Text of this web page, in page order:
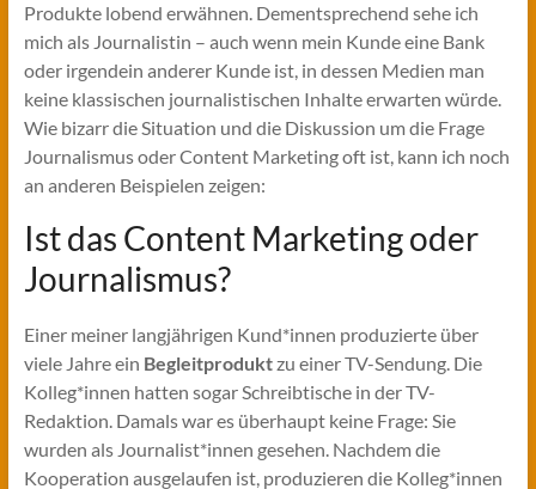
Produkte lobend erwähnen. Dementsprechend sehe ich
mich als Journalistin – auch wenn mein Kunde eine Bank
oder irgendein anderer Kunde ist, in dessen Medien man
keine klassischen journalistischen Inhalte erwarten würde.
Wie bizarr die Situation und die Diskussion um die Frage
Journalismus oder Content Marketing oft ist, kann ich noch
an anderen Beispielen zeigen:
Ist das Content Marketing oder
Journalismus?
Einer meiner langjährigen Kund*innen produzierte über
viele Jahre ein Begleitproduktzu einer TV-Sendung. Die
Kolleg*innen hatten sogar Schreibtische in der TV-
Redaktion. Damals war es überhaupt keine Frage: Sie
wurden als Journalist*innen gesehen. Nachdem die
Kooperation ausgelaufen ist, produzieren die Kolleg*innen